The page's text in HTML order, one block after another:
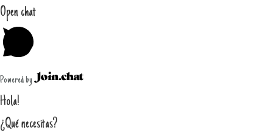
Open chat
Powered by
Hola!
¿Qué necesitas?